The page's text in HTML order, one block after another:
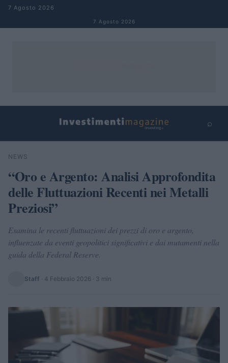
Salta al contenuto
7 Agosto 2026
7 Agosto 2026
⌕
Cerca
NEWS
“Oro e Argento: Analisi Approfondita
delle Fluttuazioni Recenti nei Metalli
Preziosi”
Esamina le recenti fluttuazioni dei prezzi di oro e argento,
influenzate da eventi geopolitici significativi e dai mutamenti nella
guida della Federal Reserve.
Staff · 4 Febbraio 2026 · 3 min